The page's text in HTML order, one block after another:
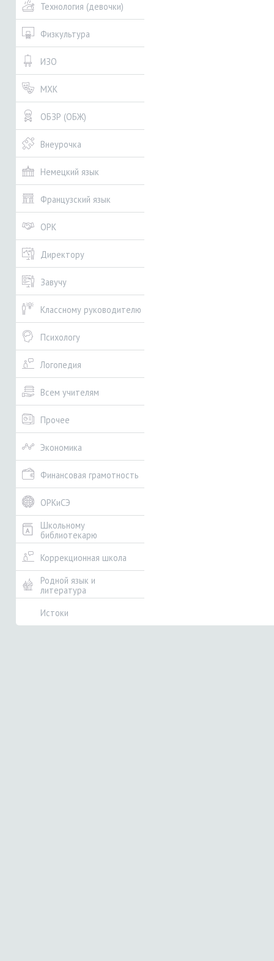
Технология (девочки)
Физкультура
ИЗО
МХК
ОБЗР (ОБЖ)
Внеурочка
Немецкий язык
Французский язык
ОРК
Директору
Завучу
Классному руководителю
Психологу
Логопедия
Всем учителям
Прочее
Экономика
Финансовая грамотность
ОРКиСЭ
Школьному
библиотекарю
Коррекционная школа
Родной язык и
литература
Истоки